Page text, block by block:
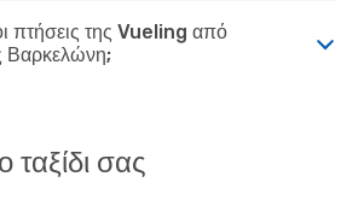
πτήσεις της Vueling από
Βαρκελώνη;
ταξίδι σας